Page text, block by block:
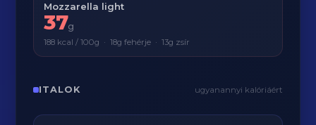
Mozzarella light
37g
188 kcal / 100g · 18g fehérje · 13g zsír
ITALOK ugyanannyi kalóriáért